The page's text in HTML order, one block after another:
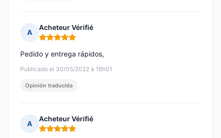
A
Acheteur Vérifié
Nota: 5 de 5
Publicado el 30/05/2022 à 16h01
Pedido y entrega rápidos,
Opinión traducida
A
Acheteur Vérifié
Nota: 5 de 5